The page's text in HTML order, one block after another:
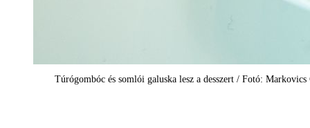
Túrógombóc és somlói galuska lesz a desszert / Fotó: Markovics